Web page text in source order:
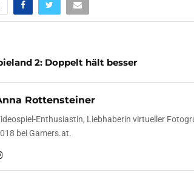
2: Doppelt hält besser
Rottensteiner
Enthusiastin, Liebhaberin virtueller
bei Gamers.at.